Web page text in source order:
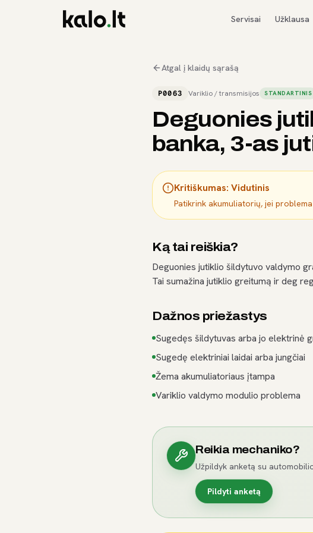
Servisai Užklausa
Atgal į klaidų sąrašą
P0063 Variklio / transmisijos STANDARTINIS
Deguonies
banka, 3-as
Kritiškumas: Vidutinis
Patikrink akumuliatorių, jei
Ką tai reiškia?
Deguonies jutiklio šildytuvo valdymo
Tai sumažina jutiklio greitumą ir deg
Dažnos priežastys
Sugedęs šildytuvas arba jo elektrinė
Sugedę elektriniai laidai arba jungčiai
Žema akumuliatoriaus įtampa
Variklio valdymo modulio problema
Reikia mechaniko?
Užpildyk anketą su
Pildyti anketą